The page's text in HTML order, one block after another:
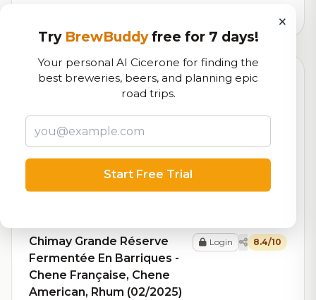
Top Beers (20)
Fermentée En Barriques -
Chêne Français, Chêne
Américain, Cognac
Belgian Strong Dark Ale
Chimay Grande Réserve
Fermentée En Barriques -
Chene Française, Chene
American, Rhum (02/2025)
Login 8.4/10
×
Try BrewBuddyfree for 7 days!
Your personal AI Cicerone for finding the
best breweries, beers, and planning epic
road trips.
Start Free Trial